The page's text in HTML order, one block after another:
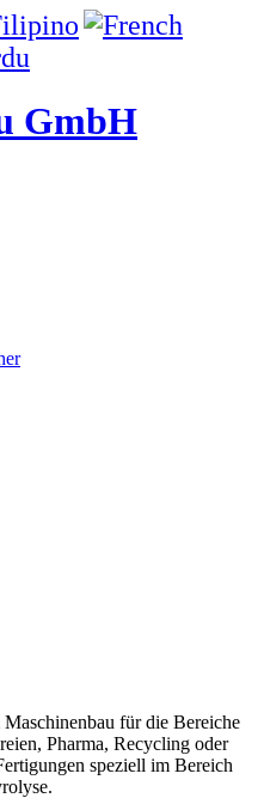
GmbH
für die Bereiche
Pharma, Recycling oder
speziell im Bereich